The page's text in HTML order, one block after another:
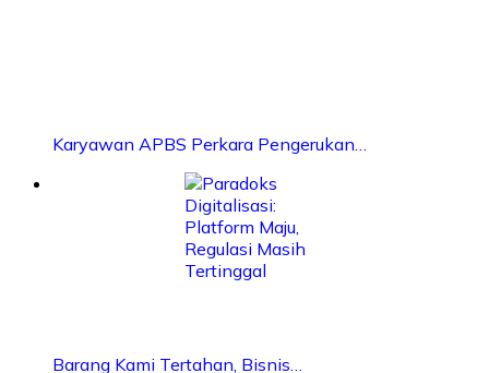
Karyawan APBS Perkara Pengerukan…
Barang Kami Tertahan, Bisnis…